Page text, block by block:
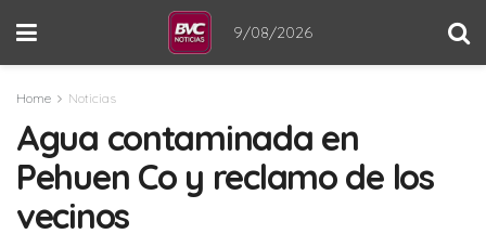
9/08/2026
Home Noticias
Agua contaminada en
Pehuen Co y reclamo de los
vecinos